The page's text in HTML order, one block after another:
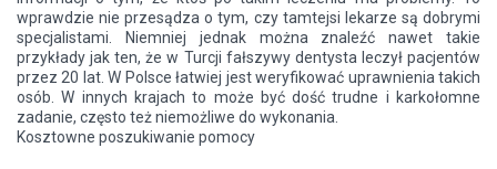
wprawdzie nie przesądza o tym, czy tamtejsi lekarze są dobrymi
specjalistami. Niemniej jednak można znaleźć nawet takie
przykłady jak ten, że w Turcji fałszywy dentysta leczył pacjentów
przez 20 lat. W Polsce łatwiej jest weryfikować uprawnienia takich
osób. W innych krajach to może być dość trudne i karkołomne
zadanie, często też niemożliwe do wykonania.
Kosztowne poszukiwanie pomocy